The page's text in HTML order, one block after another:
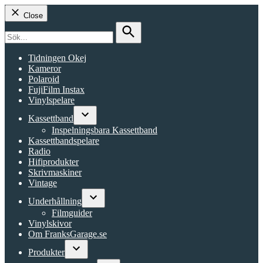
Close
for:
Search
Tidningen Okej
Kameror
Polaroid
FujiFilm Instax
Vinylspelare
Kassettband
Open
dropdown
menu
Inspelningsbara Kassettband
Kassettbandspelare
Radio
Hifiprodukter
Skrivmaskiner
Vintage
Underhållning
Open
Filmguider
Vinylskivor
Om FranksGarage.se
Produkter
Open